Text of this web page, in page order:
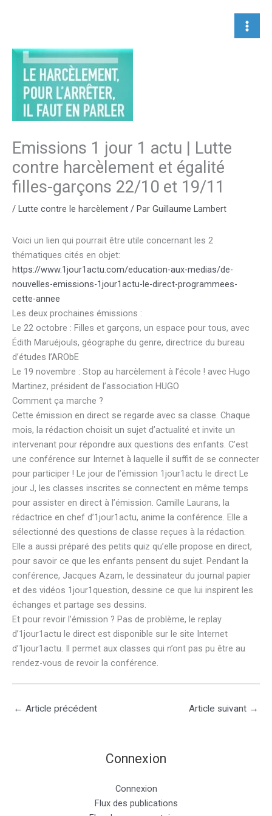
Emissions 1 jour 1 actu | Lutte
contre harcèlement et égalité
filles-garçons 22/10 et 19/11
/ Lutte contre le harcèlement / Par Guillaume Lambert
Voici un lien qui pourrait être utile concernant les 2
thématiques cités en objet:
https://www.1jour1actu.com/education-aux-medias/de-
nouvelles-emissions-1jour1actu-le-direct-programmees-
cette-annee
Les deux prochaines émissions :
Le 22 octobre : Filles et garçons, un espace pour tous, avec
Édith Maruéjouls, géographe du genre, directrice du bureau
d’études l’ARObE
Le 19 novembre : Stop au harcèlement à l’école ! avec Hugo
Martinez, président de l’association HUGO
Comment ça marche ?
Cette émission en direct se regarde avec sa classe. Chaque
mois, la rédaction choisit un sujet d’actualité et invite un
intervenant pour répondre aux questions des enfants. C’est
une conférence sur Internet à laquelle il suffit de se connecter
pour participer ! Le jour de l’émission 1jour1actu le direct Le
jour J, les classes inscrites se connectent en même temps
pour assister en direct à l’émission. Camille Laurans, la
rédactrice en chef d’1jour1actu, anime la conférence. Elle a
sélectionné des questions de classe reçues à la rédaction.
Elle a aussi préparé des petits quiz qu’elle propose en direct,
pour savoir ce que les enfants pensent du sujet. Pendant la
conférence, Jacques Azam, le dessinateur du journal papier
et des vidéos 1jour1question, dessine ce que lui inspirent les
échanges et partage ses dessins.
Et pour revoir l’émission ? Pas de problème, le replay
d’1jour1actu le direct est disponible sur le site Internet
d’1jour1actu. Il permet aux classes qui n’ont pas pu être au
rendez-vous de revoir la conférence.
← Article précédent Article suivant →
Connexion
Connexion
Flux des publications